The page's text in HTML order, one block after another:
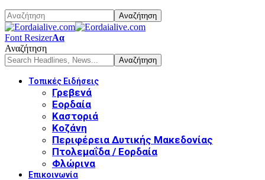
Font ResizerΑα
Αναζήτηση
Τοπικές Ειδήσεις
Γρεβενά
Εορδαία
Καστοριά
Κοζάνη
Περιφέρεια Δυτικής Μακεδονίας
Πτολεμαΐδα / Εορδαία
Φλώρινα
Επικοινωνία